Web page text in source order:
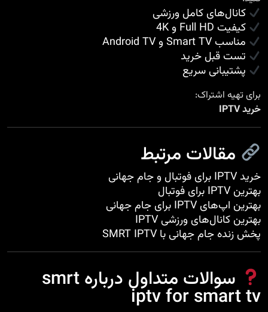
کانال‌های کامل ورزشی
کیفیت Full HD و 4K
مناسب Smart TV و Android TV
تست قبل خرید
پشتیبانی سریع
برای تهیه اشتراک:
خرید IPTV
مقالات مرتبط
خرید IPTV برای فوتبال و جام جهانی
بهترین IPTV برای فوتبال
بهترین اپ‌های IPTV برای جام جهانی
بهترین کانال‌های ورزشی IPTV
پخش زنده جام جهانی با SMRT IPTV
سوالات متداول درباره smrt
iptv for smart tv